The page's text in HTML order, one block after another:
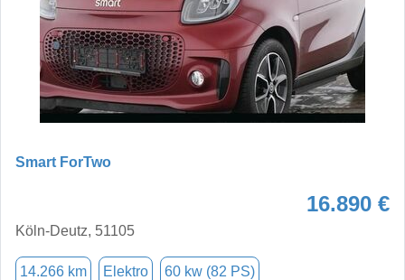
Smart ForTwo
16.890 €
Köln-Deutz, 51105
14.266 km Elektro 60 kw (82 PS)